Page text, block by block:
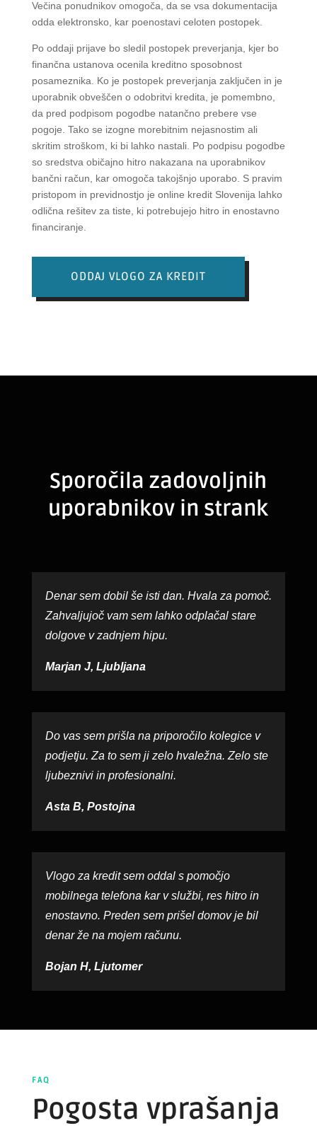
Večina ponudnikov omogoča, da se vsa dokumentacija
odda elektronsko, kar poenostavi celoten postopek.
Po oddaji prijave bo sledil postopek preverjanja, kjer bo
finančna ustanova ocenila kreditno sposobnost
posameznika. Ko je postopek preverjanja zaključen in je
uporabnik obveščen o odobritvi kredita, je pomembno,
da pred podpisom pogodbe natančno prebere vse
pogoje. Tako se izogne morebitnim nejasnostim ali
skritim stroškom, ki bi lahko nastali. Po podpisu pogodbe
so sredstva običajno hitro nakazana na uporabnikov
bančni račun, kar omogoča takojšnjo uporabo. S pravim
pristopom in previdnostjo je online kredit Slovenija lahko
odlična rešitev za tiste, ki potrebujejo hitro in enostavno
financiranje.
ODDAJ VLOGO ZA KREDIT
Sporočila zadovoljnih
uporabnikov in strank
Denar sem dobil še isti dan. Hvala za pomoč.
Zahvaljujoč vam sem lahko odplačal stare
dolgove v zadnjem hipu.
Marjan J, Ljubljana
Do vas sem prišla na priporočilo kolegice v
podjetju. Za to sem ji zelo hvaležna. Zelo ste
ljubeznivi in profesionalni.
Asta B, Postojna
Vlogo za kredit sem oddal s pomočjo
mobilnega telefona kar v službi, res hitro in
enostavno. Preden sem prišel domov je bil
denar že na mojem računu.
Bojan H, Ljutomer
FAQ
Pogosta vprašanja